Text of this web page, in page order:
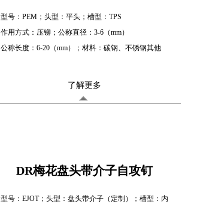
型号：PEM；头型：平头；槽型：TPS
作用方式：压铆；公称直径：3-6（mm）
公称长度：6-20（mm）；材料：碳钢、不锈钢其他
了解更多
DR梅花盘头带介子自攻钉
型号：EJOT；头型：盘头带介子（定制）；槽型：内